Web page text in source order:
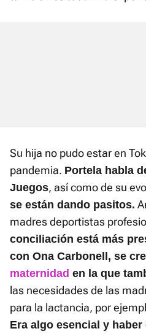
Su hija no pudo estar en
pandemia. Portela habla
Juegos, así como de su
se están dando pasitos.
madres deportistas
conciliación está más
con Ona Carbonell, se
maternidad en la que
las necesidades de las
para la lactancia, por
Era algo esencial y